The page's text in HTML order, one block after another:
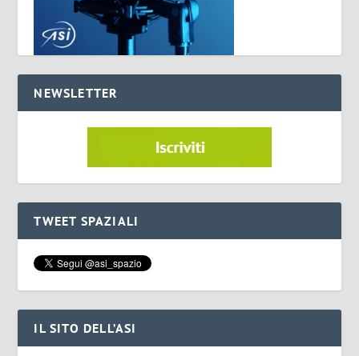
NEWSLETTER
TWEET SPAZIALI
IL SITO DELL’ASI